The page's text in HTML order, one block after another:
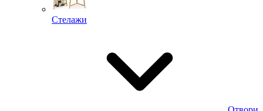
Стелажи